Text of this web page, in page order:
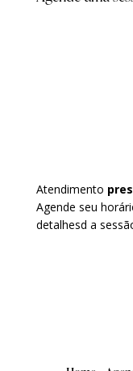
Atendimento
Agende seu
detalhesd a